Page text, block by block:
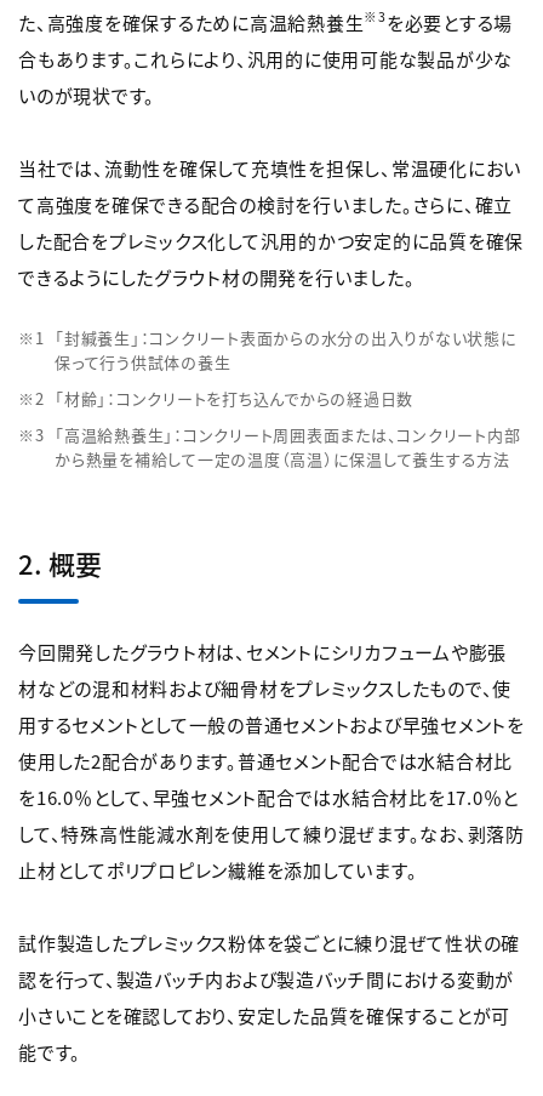
た、高強度を確保するために高温給熱養生※3を必要とする場
合もあります。これらにより、汎用的に使用可能な製品が少な
いのが現状です。
当社では、流動性を確保して充填性を担保し、常温硬化におい
て高強度を確保できる配合の検討を行いました。さらに、確立
した配合をプレミックス化して汎用的かつ安定的に品質を確保
できるようにしたグラウト材の開発を行いました。
「封緘養生」：コンクリート表面からの水分の出入りがない状態に
保って行う供試体の養生
「材齢」：コンクリートを打ち込んでからの経過日数
「高温給熱養生」：コンクリート周囲表面または、コンクリート内部
から熱量を補給して一定の温度（高温）に保温して養生する方法
2. 概要
今回開発したグラウト材は、セメントにシリカフュームや膨張
材などの混和材料および細骨材をプレミックスしたもので、使
用するセメントとして一般の普通セメントおよび早強セメントを
使用した2配合があります。普通セメント配合では水結合材比
を16.0％として、早強セメント配合では水結合材比を17.0％と
して、特殊高性能減水剤を使用して練り混ぜます。なお、剥落防
止材としてポリプロピレン繊維を添加しています。
試作製造したプレミックス粉体を袋ごとに練り混ぜて性状の確
認を行って、製造バッチ内および製造バッチ間における変動が
小さいことを確認しており、安定した品質を確保することが可
能です。